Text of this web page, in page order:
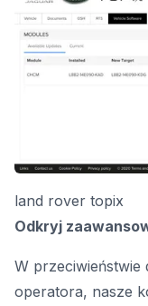
land rover topix
Odkryj
W przeciwieństwie
operatora, nasze